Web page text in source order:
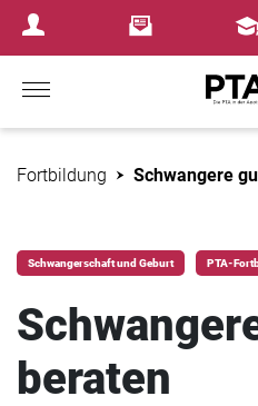
Login MenuNewsletter
Fortbildung Schwangere
Schwangerschaft und Geburt PTA-
beraten